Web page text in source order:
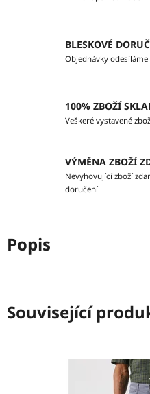
BLESKOVÉ
Objednávky
100% ZBOŽÍ
Veškeré vystavené
VÝMĚNA ZBOŽÍ
Nevyhovující zboží
doručení
Popis
Související